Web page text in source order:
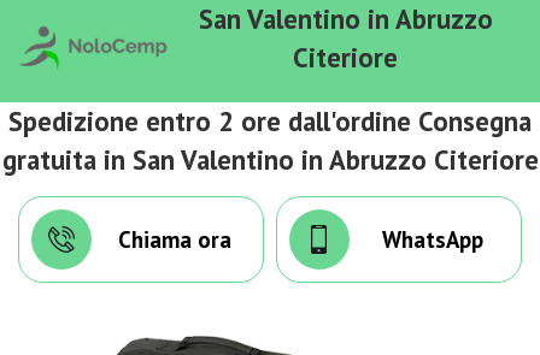
San Valentino in Abruzzo
Citeriore
Spedizione entro 2 ore dall'ordine Consegna
gratuita in San Valentino in Abruzzo Citeriore
Chiama ora WhatsApp